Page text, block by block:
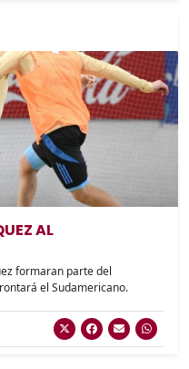
AL
formaran parte del
el Sudamericano.